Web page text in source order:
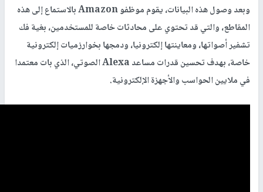
وبعد وصول هذه البيانات، يقوم موظفو Amazon بالاستماع إلى هذه
المقاطع، والتي قد تحتوي على محادثات خاصة للمستخدمين، بغية فك
تشفير أصواتها، ومعاينتها إلكترونيا، ودمجها بخوارزميات إلكترونية
خاصة، بهدف تحسين قدرات مساعد Alexa الصوتي، الذي بات معتمدا
في ملايين الحواسب والأجهزة الإلكترونية.